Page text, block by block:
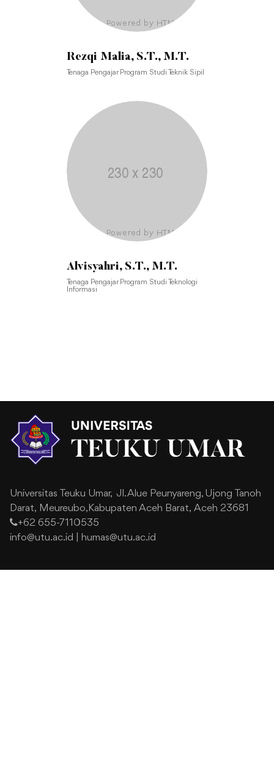
Rezqi Malia, S.T., M.T.
Tenaga Pengajar Program Studi Teknik Sipil
Alvisyahri, S.T., M.T.
Tenaga Pengajar Program Studi Teknologi
Informasi
Universitas Teuku Umar, Jl. Alue Peunyareng, Ujong Tanoh
Darat, Meureubo,Kabupaten Aceh Barat, Aceh 23681
+62 655-7110535
info@utu.ac.id
humas@utu.ac.id